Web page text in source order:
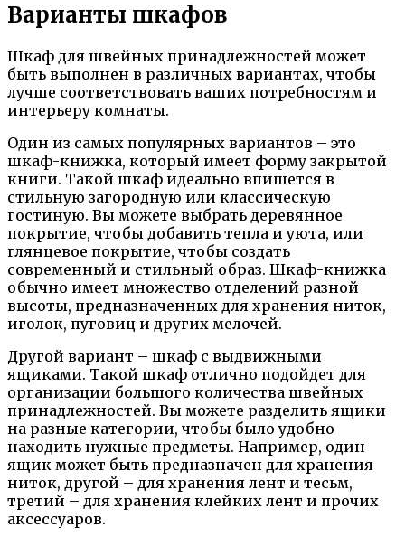
Варианты шкафов
Шкаф для швейных принадлежностей может
быть выполнен в различных вариантах, чтобы
лучше соответствовать ваших потребностям и
интерьеру комнаты.
Один из самых популярных вариантов – это
шкаф-книжка, который имеет форму закрытой
книги. Такой шкаф идеально впишется в
стильную загородную или классическую
гостиную. Вы можете выбрать деревянное
покрытие, чтобы добавить тепла и уюта, или
глянцевое покрытие, чтобы создать
современный и стильный образ. Шкаф-книжка
обычно имеет множество отделений разной
высоты, предназначенных для хранения ниток,
иголок, пуговиц и других мелочей.
Другой вариант – шкаф с выдвижными
ящиками. Такой шкаф отлично подойдет для
организации большого количества швейных
принадлежностей. Вы можете разделить ящики
на разные категории, чтобы было удобно
находить нужные предметы. Например, один
ящик может быть предназначен для хранения
ниток, другой – для хранения лент и тесьм,
третий – для хранения клейких лент и прочих
аксессуаров.